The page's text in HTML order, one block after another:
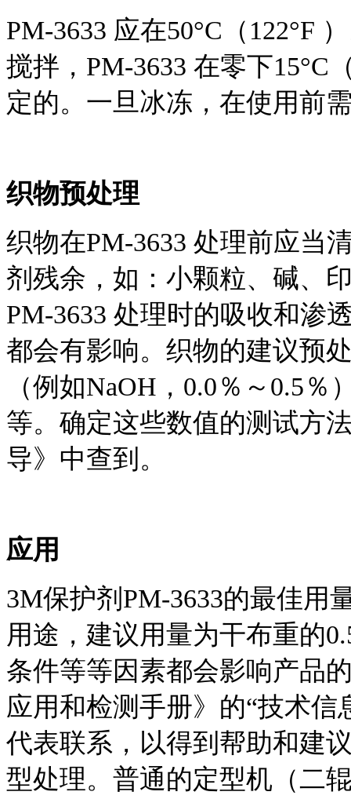
PM-3633 应在50°C（122°F
搅拌，PM-3633 在零下15°C
定的。一旦冰冻，在使用前
织物预处理
织物在PM-3633 处理前应当
剂残余，如：小颗粒、碱、
PM-3633 处理时的吸收和渗
都会有影响。 织物的建议预
（例如NaOH， 0.0％～0.5％
等。确定这些数值的测试方
导》中查到。
应用
3M保护剂PM-3633的最佳用
用途，建议用量为干布重的
条件等等因素都会影响产品
应用和检测手册》的“技术
代表联系，以得到帮助和建
型处理。普通的定型机（二